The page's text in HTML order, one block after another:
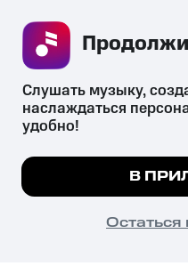
СКАЧАТЬ
психотропных веществ, их
их незаконный оборот
законодательством
© 2026 ООО «КИОН».
Все права защищены
Мы используем куки,
Подробнее
Слушать музыку,
наслаждаться
удобно!
В
Остаться